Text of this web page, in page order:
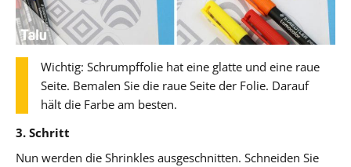
Wichtig: Schrumpffolie hat eine glatte und eine raue
Seite. Bemalen Sie die raue Seite der Folie. Darauf
hält die Farbe am besten.
3. Schritt
Nun werden die Shrinkles ausgeschnitten. Schneiden Sie